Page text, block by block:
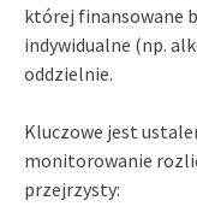
której finansowane
indywidualne (np.
oddzielnie.
Kluczowe jest
monitorowanie
przejrzysty: